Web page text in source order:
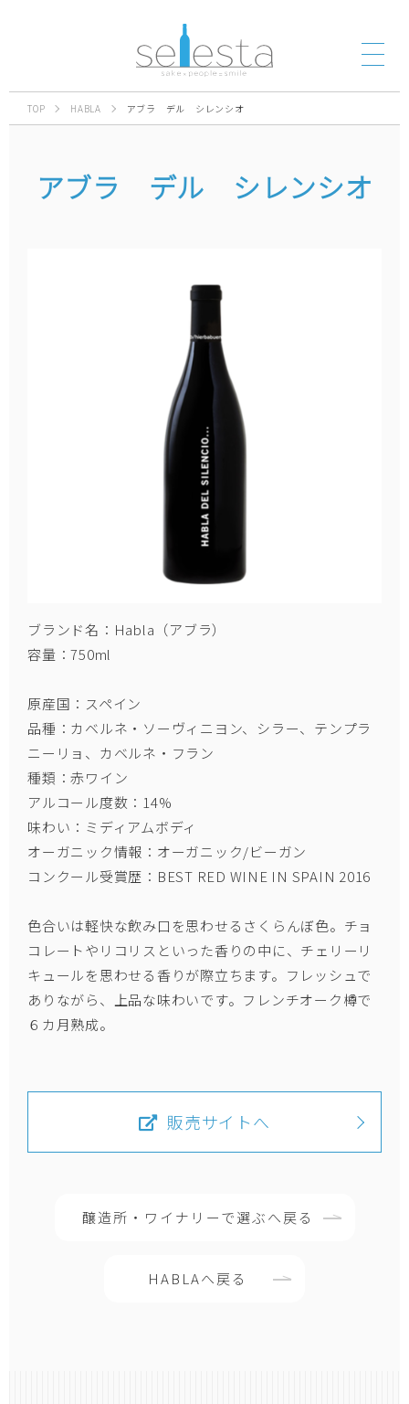
TOP HABLA アブラ デル シレンシオ
アブラ デル シレンシオ
ブランド名：Habla（アブラ）
容量：750ml
原産国：スペイン
品種：カベルネ・ソーヴィニヨン、シラー、テンプラ
ニーリョ、カベルネ・フラン
種類：赤ワイン
アルコール度数：14%
味わい：ミディアムボディ
オーガニック情報：オーガニック/ビーガン
コンクール受賞歴：BEST RED WINE IN SPAIN 2016
色合いは軽快な飲み口を思わせるさくらんぼ色。チョ
コレートやリコリスといった香りの中に、チェリーリ
キュールを思わせる香りが際立ちます。フレッシュで
ありながら、上品な味わいです。フレンチオーク樽で
６カ月熟成。
販売サイトへ
醸造所・ワイナリーで選ぶへ戻る
HABLAへ戻る